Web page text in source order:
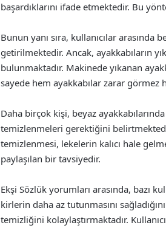
başardıklarını ifade etmektedir. Bu
Bunun yanı sıra, kullanıcılar arasında
getirilmektedir. Ancak, ayakkabıların
bulunmaktadır. Makinede yıkanan
sayede hem ayakkabılar zarar
Daha birçok kişi, beyaz
temizlenmeleri gerektiğini
temizlenmesi, lekelerin kalıcı hale
paylaşılan bir tavsiyedir.
Ekşi Sözlük yorumları arasında, bazı
kirlerin daha az tutunmasını
temizliğini kolaylaştırmaktadır.